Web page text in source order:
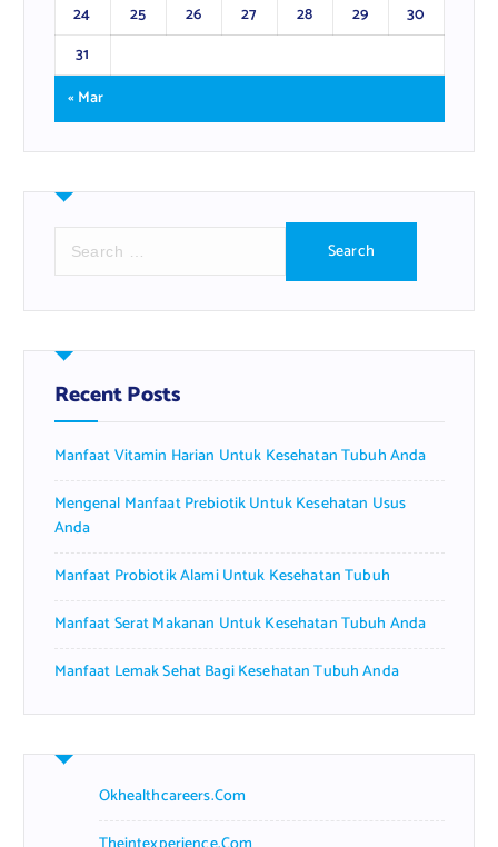
24
25 26 27 28 29
30
31
« Mar
r
h
f
o
:
Recent Posts
Manfaat Vitamin Harian Untuk Kesehatan Tubuh Anda
Mengenal Manfaat Prebiotik Untuk Kesehatan Usus
Anda
Manfaat Probiotik Alami Untuk Kesehatan Tubuh
Manfaat Serat Makanan Untuk Kesehatan Tubuh Anda
Manfaat Lemak Sehat Bagi Kesehatan Tubuh Anda
Okhealthcareers.com